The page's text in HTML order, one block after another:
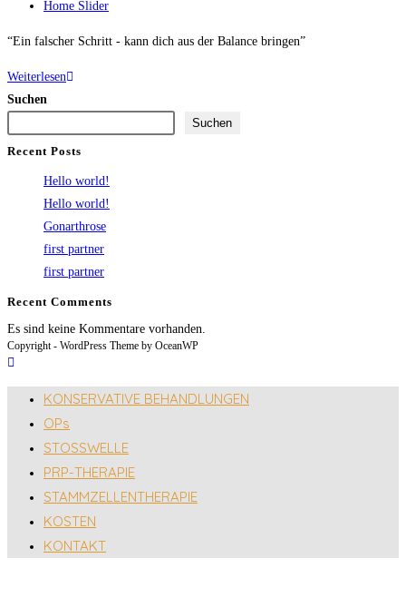
veröffentlicht:
Beitrags-
Home Slider
“Ein falscher Schritt - kann dich aus der Balance bringen”
Weiterlesen1
Suchen
Suchen
Recent Posts
Hello world!
Hello world!
Gonarthrose
first partner
first partner
Recent Comments
Es sind keine Kommentare vorhanden.
Copyright - WordPress Theme by OceanWP
KONSERVATIVE BEHANDLUNGEN
OPs
STOSSWELLE
PRP-THERAPIE
STAMMZELLENTHERAPIE
KOSTEN
KONTAKT